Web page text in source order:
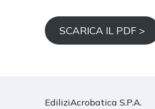
SCARICA IL PDF >
EdiliziAcrobatica S.P.A.